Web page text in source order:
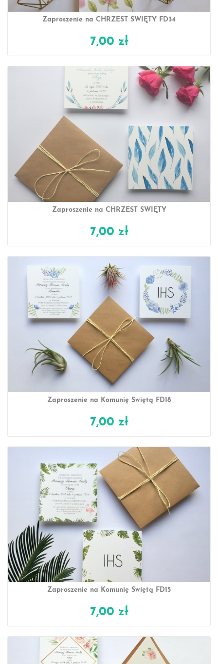
Zaproszenie na CHRZEST ŚWIĘTY FD34
7,00 zł
Zaproszenie na CHRZEST ŚWIĘTY
7,00 zł
Zaproszenie na Komunię Świętą FD18
7,00 zł
Zaproszenie na Komunię Świętą FD15
7,00 zł